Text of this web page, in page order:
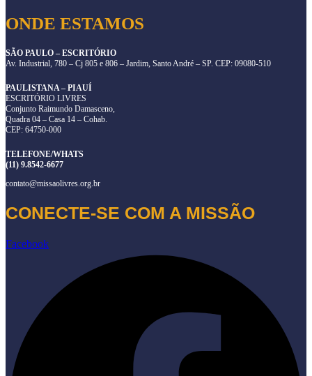
ONDE ESTAMOS
SÃO PAULO – ESCRITÓRIO
Av. Industrial, 780 – Cj 805 e 806 – Jardim, Santo André – SP. CEP: 09080-510
PAULISTANA – PIAUÍ
ESCRITÓRIO LIVRES
Conjunto Raimundo Damasceno,
Quadra 04 – Casa 14 – Cohab.
CEP: 64750-000
TELEFONE/WHATS
(11) 9.8542-6677
contato@missaolivres.org.br
CONECTE-SE COM A MISSÃO
Facebook